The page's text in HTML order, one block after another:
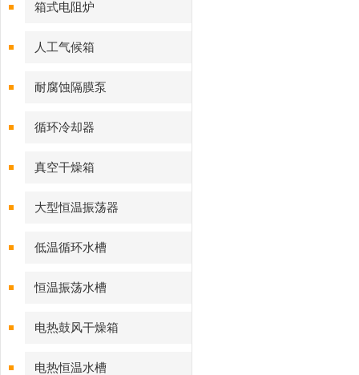
箱式电阻炉
人工气候箱
耐腐蚀隔膜泵
循环冷却器
真空干燥箱
大型恒温振荡器
低温循环水槽
恒温振荡水槽
电热鼓风干燥箱
电热恒温水槽